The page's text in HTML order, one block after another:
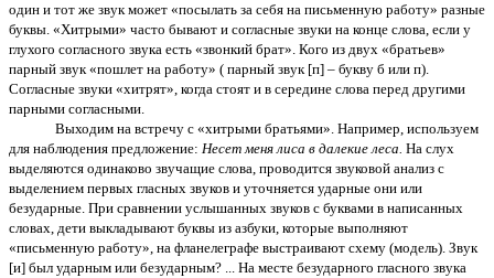
один и тот же звук может «посылать за себя на письменную работу» разные
буквы. «Хитрыми» часто бывают и согласные звуки на конце слова, если у
глухого согласного звука есть «звонкий брат». Кого из двух «братьев»
парный звук «пошлет на работу» ( парный звук [п] – букву б или п).
Согласные звуки «хитрят», когда стоят и в середине слова перед другими
парными согласными.
Выходим на встречу с «хитрыми братьями». Например, используем
для наблюдения предложение: Несет меня лиса в далекие леса. На слух
выделяются одинаково звучащие слова, проводится звуковой анализ с
выделением первых гласных звуков и уточняется ударные они или
безударные. При сравнении услышанных звуков с буквами в написанных
словах, дети выкладывают буквы из азбуки, которые выполняют
«письменную работу», на фланелеграфе выстраивают схему (модель). Звук
[и] был ударным или безударным? ... На месте безударного гласного звука